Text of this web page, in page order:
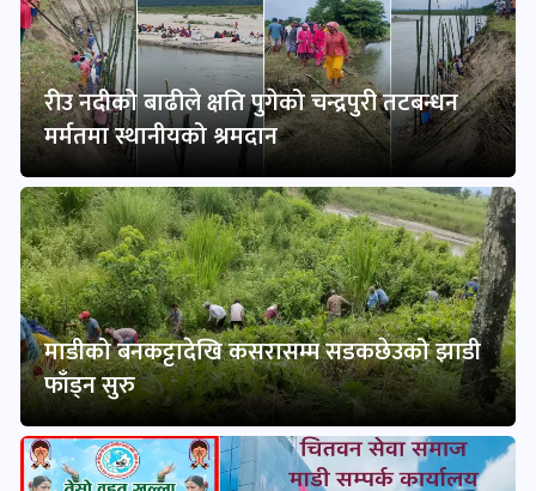
रीउ नदीको बाढीले क्षति पुगेको चन्द्रपुरी तटबन्धन
मर्मतमा स्थानीयको श्रमदान
माडीको बनकट्टादेखि कसरासम्म सडकछेउको झाडी
फाँड्न सुरु